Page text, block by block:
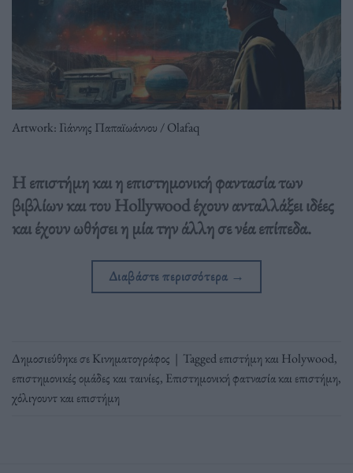
Artwork: Γιάννης Παπαϊωάννου / Olafaq
Η επιστήμη και η επιστημονική φαντασία των
βιβλίων και του Hollywood έχουν ανταλλάξει ιδέες
και έχουν ωθήσει η μία την άλλη σε νέα επίπεδα.
Διαβάστε περισσότερα →
Δημοσιεύθηκε σεΚινηματογράφος | Taggedεπιστήμη και Holywood,
επιστημονικές ομάδες και ταινίες, Επιστημονική φατνασία και επιστήμη,
χόλιγουντ και επιστήμη